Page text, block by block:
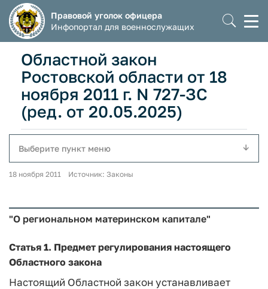
Правовой уголок офицера
Инфопортал для военнослужащих
Областной закон
Ростовской области от 18
ноября 2011 г. N 727-ЗС
(ред. от 20.05.2025)
Выберите пункт меню
18 ноября 2011 Источник: Законы
"О региональном материнском капитале"
Статья 1. Предмет регулирования настоящего
Областного закона
Настоящий Областной закон устанавливает